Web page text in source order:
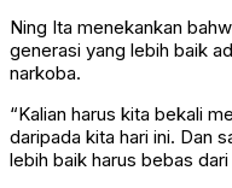
Ning Ita menekankan
generasi yang lebih baik
narkoba.
“Kalian harus kita bekali
daripada kita hari ini. Dan
lebih baik harus bebas